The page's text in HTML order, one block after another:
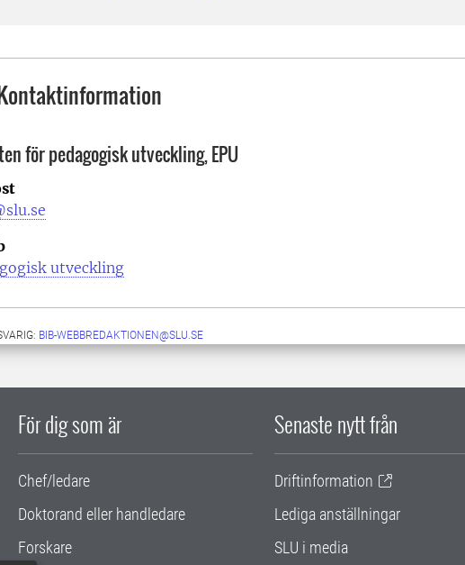
för pedagogisk utveckling, EPU
utveckling
BIB-WEBBREDAKTIONEN@SLU.SE
För dig som är
Chef/ledare
Doktorand eller handledare
Forskare
Senaste nytt från
Driftinformation
Lediga anställningar
SLU i media